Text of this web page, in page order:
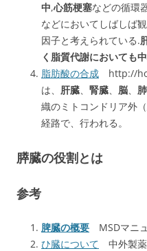
中,心筋梗塞などの循環
などにおいてしばしば
因子と考えられている.
く脂質代謝においても
脂肪酸の合成 http://
は、 肝臓、 腎臓、 脳、 肺
織のミトコンドリア外
経路で、行われる。
膵臓の役割とは
参考
脾臓の概要 MSDマニ
ひ臓について 中外製薬